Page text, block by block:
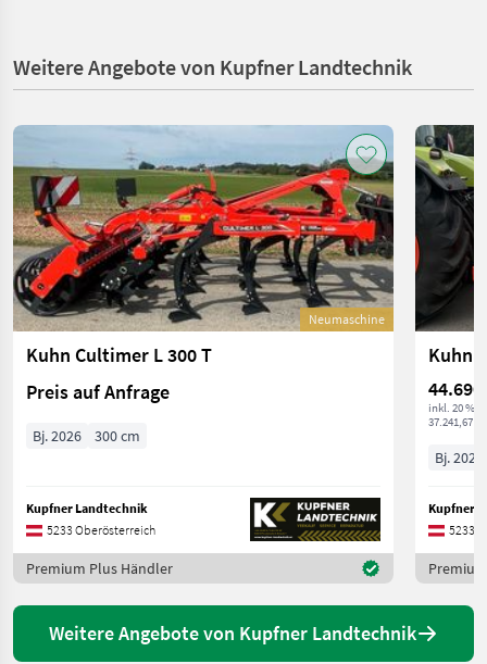
Weitere Angebote von Kupfner Landtechnik
Neumaschine
Kuhn Cultimer L 300 T
Preis auf Anfrage
Bj. 2026 300 cm
Kupfner Landtechnik
5233 Oberösterreich
Premium Plus Händler
Kuhn
44.690
inkl. 20 %
37.241,67 €
Bj. 2025
Kupfner
5233
Weitere Angebote von Kupfner Landtechnik